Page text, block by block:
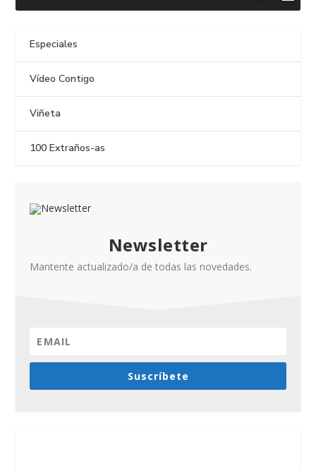
Especiales
Vídeo Contigo
Viñeta
100 Extraños-as
Newsletter
Mantente actualizado/a de todas las novedades.
Suscríbete